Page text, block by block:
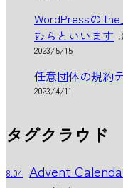
WordPressの
むらといいます
2023/5/15
任意団体の規約
2023/4/11
タグクラウド
8.04 Advent